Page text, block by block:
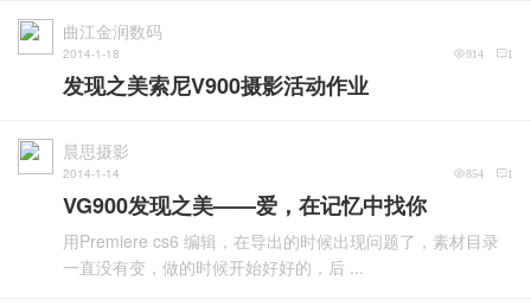
曲江金润数码
2014-1-18 1
914
发现之美索尼V900摄影活动作业
晨思摄影
2014-1-14 1
854
VG900发现之美——爱，在记忆中找你
用Premiere cs6 编辑，在导出的时候出现问题了，素材目录
一直没有变，做的时候开始好好的，后 ...